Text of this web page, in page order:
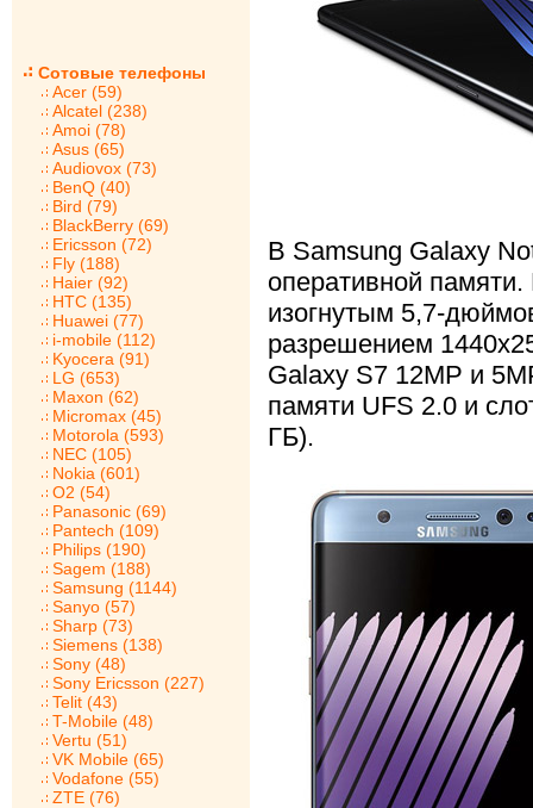
Сотовые телефоны
Acer (59)
Alcatel (238)
Amoi (78)
Asus (65)
Audiovox (73)
BenQ (40)
Bird (79)
BlackBerry (69)
Ericsson (72)
Fly (188)
Haier (92)
HTC (135)
Huawei (77)
i-mobile (112)
Kyocera (91)
LG (653)
Maxon (62)
Micromax (45)
Motorola (593)
NEC (105)
Nokia (601)
O2 (54)
Panasonic (69)
Pantech (109)
Philips (190)
Sagem (188)
Samsung (1144)
Sanyo (57)
Sharp (73)
Siemens (138)
Sony (48)
Sony Ericsson (227)
Telit (43)
T-Mobile (48)
Vertu (51)
VK Mobile (65)
Vodafone (55)
ZTE (76)
В Samsung Galaxy
оперативной
изогнутым 5,7-
разрешением
Galaxy S7 12МР и
памяти UFS 2.0 и
ГБ).